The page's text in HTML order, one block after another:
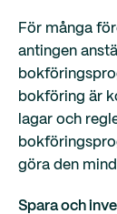
För många
antingen
bokföring är
lagar och
göra den
Spara och